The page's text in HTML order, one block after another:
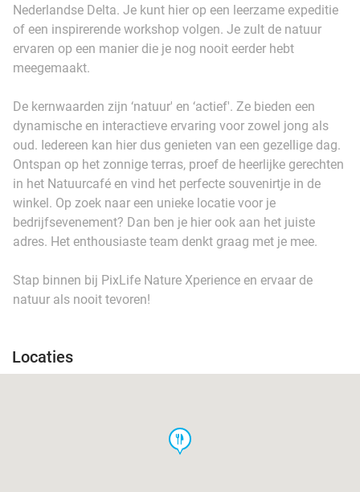
Nederlandse Delta. Je kunt hier op een leerzame expeditie
of een inspirerende workshop volgen. Je zult de natuur
ervaren op een manier die je nog nooit eerder hebt
meegemaakt.
De kernwaarden zijn ‘natuur' en ‘actief'. Ze bieden een
dynamische en interactieve ervaring voor zowel jong als
oud. Iedereen kan hier dus genieten van een gezellige dag.
Ontspan op het zonnige terras, proef de heerlijke gerechten
in het Natuurcafé en vind het perfecte souvenirtje in de
winkel. Op zoek naar een unieke locatie voor je
bedrijfsevenement? Dan ben je hier ook aan het juiste
adres. Het enthousiaste team denkt graag met je mee.
Stap binnen bij PixLife Nature Xperience en ervaar de
natuur als nooit tevoren!
Locaties
food